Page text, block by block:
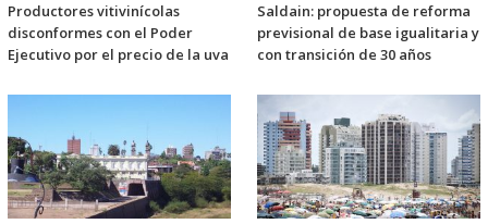
Productores vitivinícolas
disconformes con el Poder
Ejecutivo por el precio de la uva
Saldain: propuesta de reforma
previsional de base igualitaria y
con transición de 30 años